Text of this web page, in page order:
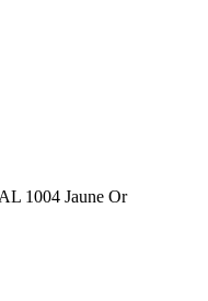
1004 Jaune Or